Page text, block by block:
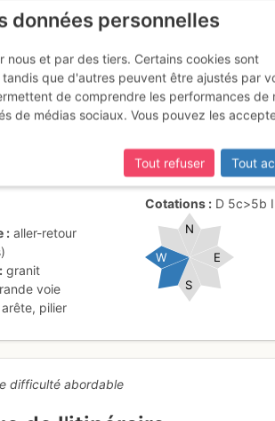
di l'Oru
aller-retour
granit
voie
arête, pilier
Cotations D 5c>5b
E
W
S
N
difficulté abordable
données personnelles
nous et par des tiers. Certains cookies sont
que d'autres peuvent être ajustés par
de comprendre les performances de
de médias sociaux. Vous pouvez les
Tout refuser
Tout